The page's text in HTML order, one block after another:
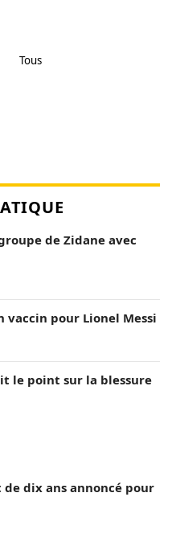
Tous
de Zidane avec
vaccin pour Lionel Messi
le point sur la blessure
dix ans annoncé pour